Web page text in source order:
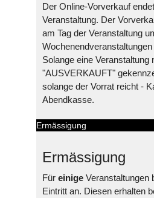
Der Online-Vorverkauf
Veranstaltung. Der
am Tag der Veranstaltung
Solange eine
"AUSVERKAUFT"
solange der Vorrat reicht -
Abendkasse.
Ermässigung
Ermässigung
Für einige Veranstaltungen
Eintritt an. Diesen erhalten